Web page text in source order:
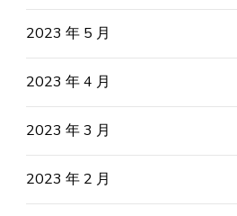
2023 年 5 月
2023 年 4 月
2023 年 3 月
2023 年 2 月